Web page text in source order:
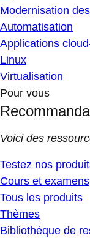
Modernisation
Automatisation
Applications
Linux
Virtualisation
Pour vous
Voici des
Testez nos
Cours et examens
Tous les produits
Thèmes
Bibliothèque de